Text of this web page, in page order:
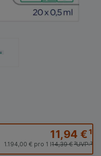
11,94 €¹
UVP:³
14,39 €³
1.194,00 € pro 1 l